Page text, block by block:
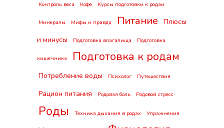
Контроль веса Кофе Курсы подготовки к родам
Минералы Мифы и правда Питание
Плюсы
и минусы
Подготовка влагалища Подготовка
кишечника Подготовка к родам
Потребление воды Психолог Путешествия
Рацион питания Родовая боль Родовой стресс
Роды Техника дыхания в родах Упражнения